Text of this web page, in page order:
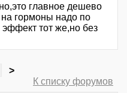
главное дешево
на гормоны надо по
эффект тот же,но без
>
К списку форумов